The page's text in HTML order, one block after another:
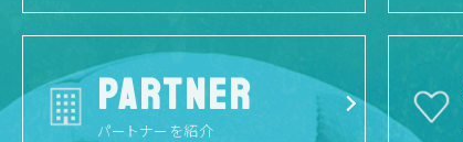
PARTNER
パートナーを紹介